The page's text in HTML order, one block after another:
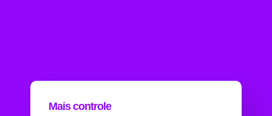
Mais controle